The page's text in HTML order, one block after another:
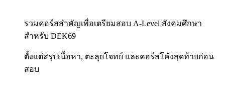
รวมคอร์สสำคัญเพื่อเตรียมสอบ A-Level สังคมศึกษา
สำหรับ DEK69
ตั้งแต่สรุปเนื้อหา, ตะลุยโจทย์ และคอร์สโค้งสุดท้ายก่อน
สอบ